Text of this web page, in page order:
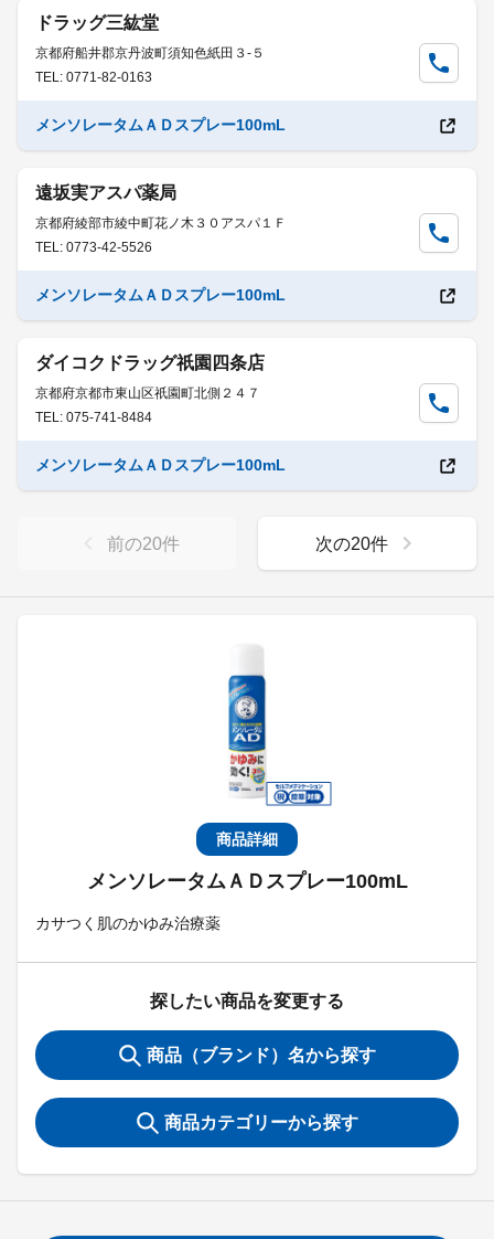
商品詳細
メンソレータムＡＤスプレー100mL
カサつく肌のかゆみ治療薬
探したい商品を変更する
商品（ブランド）名から探す
商品カテゴリーから探す
ドラッグ三紘堂
京都府船井郡京丹波町須知色紙田３-５
TEL: 0771-82-0163
メンソレータムＡＤスプレー100mL
遠坂実アスパ薬局
京都府綾部市綾中町花ノ木３０アスパ１Ｆ
TEL: 0773-42-5526
メンソレータムＡＤスプレー100mL
ダイコクドラッグ祇園四条店
京都府京都市東山区祇園町北側２４７
TEL: 075-741-8484
メンソレータムＡＤスプレー100mL
前の20件 次の20件